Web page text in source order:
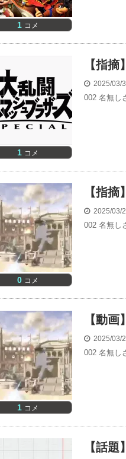
1 コメ
1 コメ
【指
2025/03/
002 名無し
0 コメ
【指
2025/03/
002 名無し
1 コメ
【動
2025/03/
002 名無し
【話